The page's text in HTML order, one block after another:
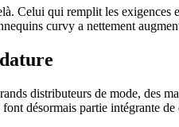
qui remplit les exigences
curvy a nettement
distributeurs de mode, des
désormais partie intégrante